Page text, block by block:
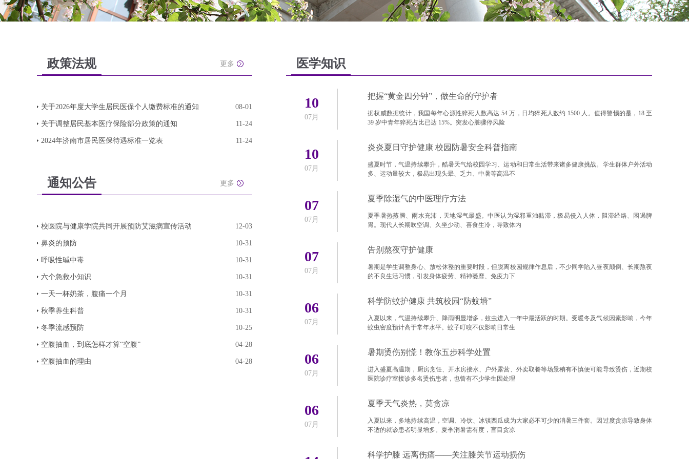
政策法规 更多
关于2026年度大学生居民医保个人缴费标准的通知 08-01
关于调整居民基本医疗保险部分政策的通知 11-24
2024年济南市居民医保待遇标准一览表 11-24
通知公告 更多
校医院与健康学院共同开展预防艾滋病宣传活动 12-03
鼻炎的预防 10-31
呼吸性碱中毒 10-31
六个急救小知识 10-31
一天一杯奶茶，腹痛一个月 10-31
秋季养生科普 10-31
冬季流感预防 10-25
空腹抽血，到底怎样才算“空腹” 04-28
空腹抽血的理由 04-28
医学知识
10
07月
把握“黄金四分钟”，做生命的守护者
据权威数据统计，我国每年心源性猝死人数高达 54 万，日均猝死人数约 1500 人。值得警惕的是，18 至
39 岁中青年猝死占比已达 15%。突发心脏骤停风险
10
07月
炎炎夏日守护健康 校园防暑安全科普指南
盛夏时节，气温持续攀升，酷暑天气给校园学习、运动和日常生活带来诸多健康挑战。学生群体户外活动
多、运动量较大，极易出现头晕、乏力、中暑等高温不
07
07月
夏季除湿气的中医理疗方法
夏季暑热蒸腾、雨水充沛，天地湿气最盛。中医认为湿邪重浊黏滞，极易侵入人体，阻滞经络、困遏脾
胃。现代人长期吹空调、久坐少动、喜食生冷，导致体内
07
07月
告别熬夜守护健康
暑期是学生调整身心、放松休整的重要时段，但脱离校园规律作息后，不少同学陷入昼夜颠倒、长期熬夜
的不良生活习惯，引发身体疲劳、精神萎靡、免疫力下
06
07月
科学防蚊护健康 共筑校园“防蚊墙”
入夏以来，气温持续攀升、降雨明显增多，蚊虫进入一年中最活跃的时期。受暖冬及气候因素影响，今年
蚊虫密度预计高于常年水平。蚊子叮咬不仅影响日常生
06
07月
暑期烫伤别慌！教你五步科学处置
进入盛夏高温期，厨房烹饪、开水房接水、户外露营、外卖取餐等场景稍有不慎便可能导致烫伤，近期校
医院诊疗室接诊多名烫伤患者，也曾有不少学生因处理
06
07月
夏季天气炎热，莫贪凉
入夏以来，多地持续高温，空调、冷饮、冰镇西瓜成为大家必不可少的消暑三件套。因过度贪凉导致身体
不适的就诊患者明显增多。夏季消暑需有度，盲目贪凉
科学护膝 远离伤痛——关注膝关节运动损伤